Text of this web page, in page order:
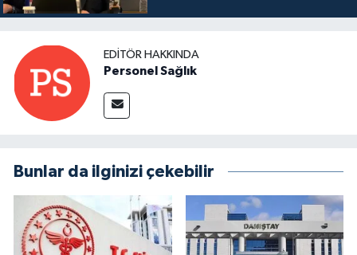
EDITÖR HAKKINDA
Personel Sağlık
Bunlar da ilginizi çekebilir